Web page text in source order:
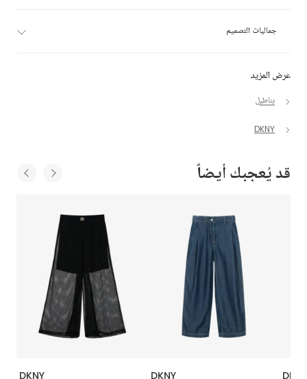
عرض المزيد
بناطيل
DKNY
جماليات التصميم
قد يُعجبك أيضاً
DKNY DKNY DKNY